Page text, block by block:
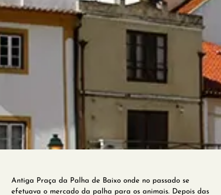
Antiga Praça da Palha de Baixo onde no passado se
efetuava o mercado da palha para os animais. Depois das